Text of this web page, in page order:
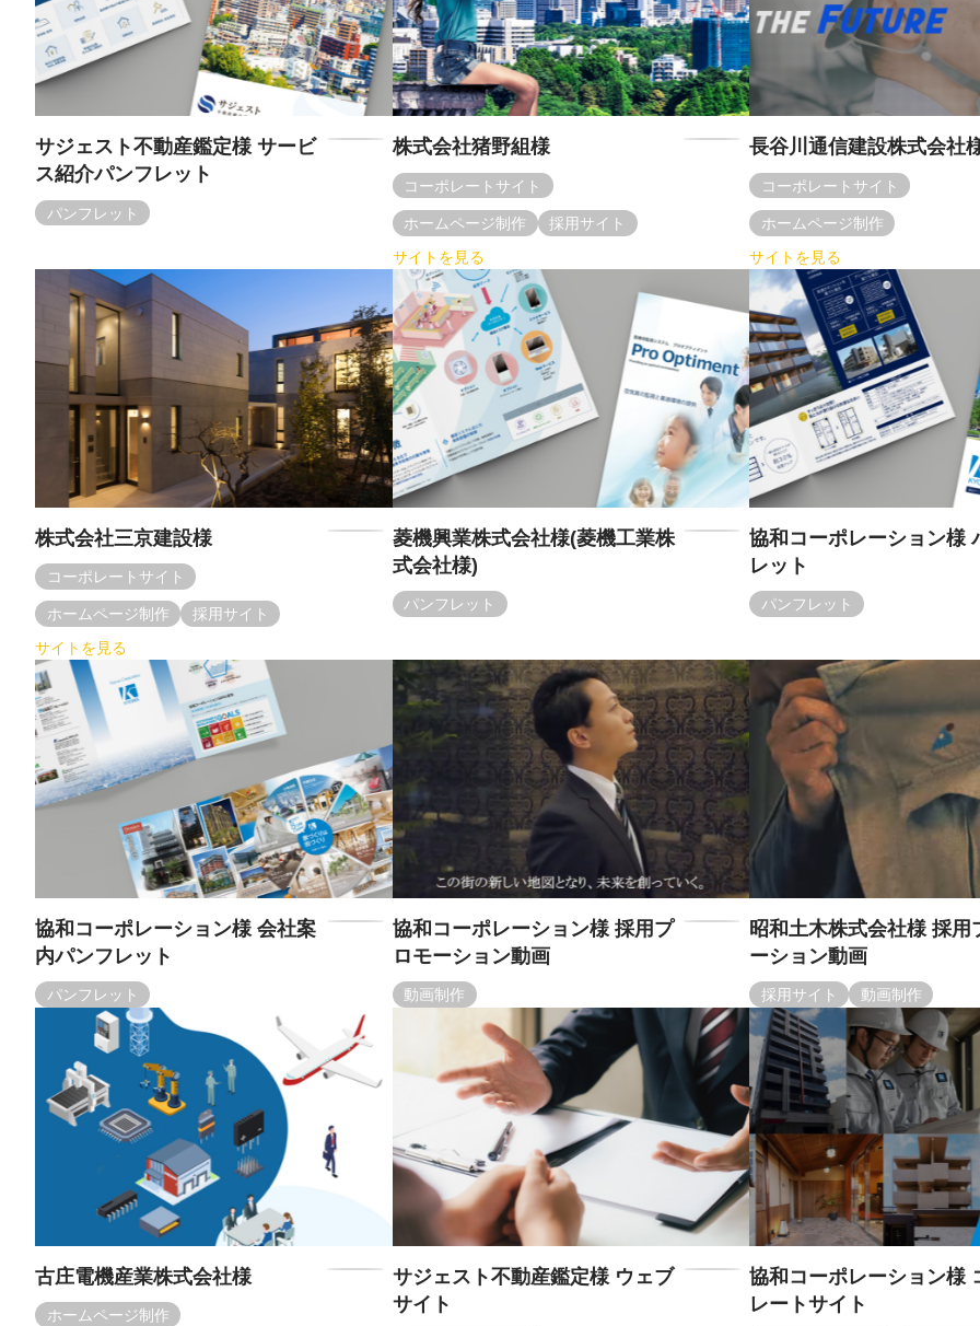
サジェスト不動産鑑定様 サービ
ス紹介パンフレット
パンフレット
株式会社猪野組様
コーポレートサイト
ホームページ制作
採用サイト
サイトを見る
長谷川通信建設株式会社
コーポレートサイト
ホームページ制作
サイトを見る
株式会社三京建設様
コーポレートサイト
ホームページ制作
採用サイト
サイトを見る
菱機興業株式会社様(菱機工業株
式会社様)
パンフレット
協和コーポレーション様
レット
パンフレット
協和コーポレーション様 会社案
内パンフレット
パンフレット
協和コーポレーション様 採用プ
ロモーション動画
動画制作
昭和土木株式会社様 採用
ーション動画
採用サイト 動画制作
古庄電機産業株式会社様
ホームページ制作
サジェスト不動産鑑定様 ウェブ
サイト
協和コーポレーション様
レートサイト